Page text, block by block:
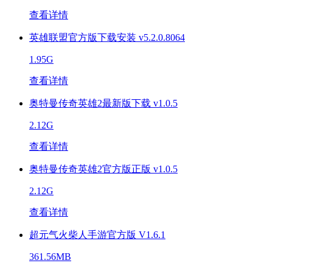
查看详情
英雄联盟官方版下载安装 v5.2.0.8064
1.95G
查看详情
奥特曼传奇英雄2最新版下载 v1.0.5
2.12G
查看详情
奥特曼传奇英雄2官方版正版 v1.0.5
2.12G
查看详情
超元气火柴人手游官方版 V1.6.1
361.56MB